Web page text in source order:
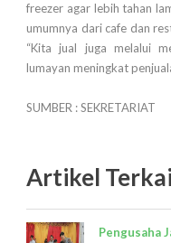
freezer agar lebih tahan
umumnya dari cafe dan
“Kita jual juga melalui
lumayan meningkat
SUMBER : SEKRETARIAT
Artikel
Pengusaha